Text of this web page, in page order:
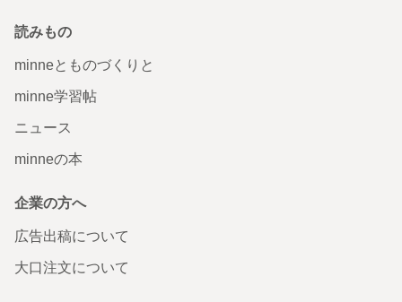
読みもの
minneとものづくりと
minne学習帖
ニュース
minneの本
企業の方へ
広告出稿について
大口注文について